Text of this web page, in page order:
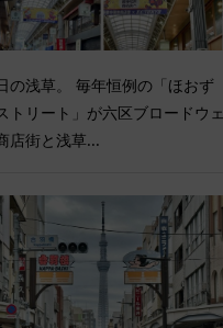
の浅草。 毎年恒例の「ほおず
トリート」が六区ブロードウェ
店街と浅草...